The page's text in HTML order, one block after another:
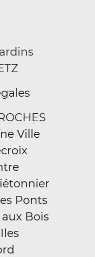
Ville
Ponts
Bois